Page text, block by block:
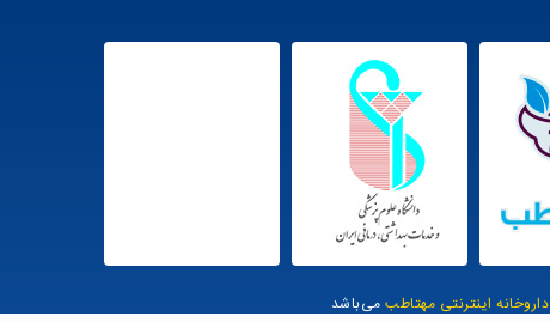
داروخانه اینترنتی مهتاطب می‌باشد